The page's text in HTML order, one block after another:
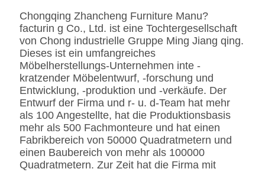
Gewebe
Leder-/echtes
Leder-/Microfiber-Leder-
CA117 Standard oder
BS5852 Standardire des
Gewebe-/PU beständig
SS
Edelstahl #201 #304 #316,
bürstete oder
Spiegeloberfläche.
Fingerprintless
Verarbeitung
Marmor
Natürliches ausgeführt,
Kunde-spezifizierten
Chongqing Zhancheng Furniture Manu?
facturin g Co., Ltd. ist eine Tochtergesellschaft
von Chong industrielle Gruppe Ming Jiang qing.
Dieses ist ein umfangreiches
Möbelherstellungs-Unternehmen inte -
kratzender Möbelentwurf, -forschung und
Entwicklung, -produktion und -verkäufe. Der
Entwurf der Firma und r- u. d-Team hat mehr
als 100 Angestellte, hat die Produktionsbasis
mehr als 500 Fachmonteure und hat einen
Fabrikbereich von 50000 Quadratmetern und
einen Baubereich von mehr als 100000
Quadratmetern. Zur Zeit hat die Firma mit